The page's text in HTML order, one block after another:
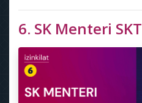
6. SK Menteri SKT